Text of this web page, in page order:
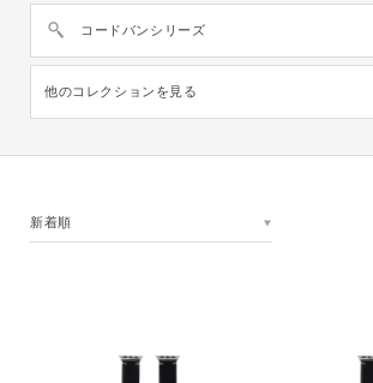
コードバンシリーズ
他のコレクションを見る
新着順